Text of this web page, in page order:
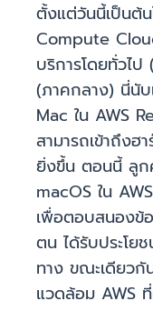
ตั้งแต่วันนี้เป็นต้
Compute
บริการโดยทั่วไ
(ภาคกลาง) นี่นับ
Mac ใน AWS
สามารถเข้าถึง
ยิ่งขึ้น ตอนนี้ ลูกค้
macOS ใน
เพื่อตอบสนองข้
ตน ได้รับประโย
ทาง ขณะเดียว
แวดล้อม AWS